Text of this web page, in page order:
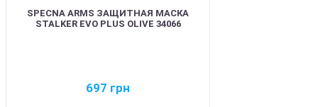
SPECNA ARMS ЗАЩИТНАЯ МАСКА
STALKER EVO PLUS OLIVE 34066
697 грн